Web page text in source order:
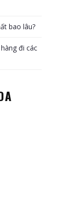
bao lâu?
đi các